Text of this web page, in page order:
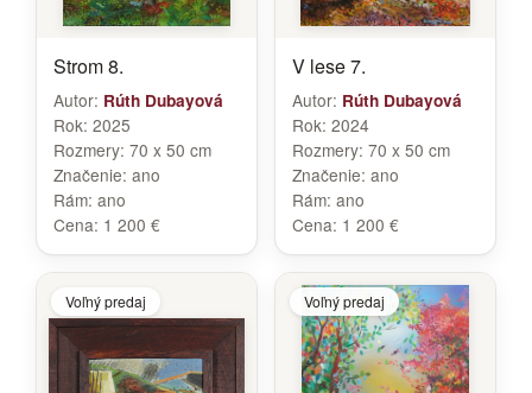
Strom 8.
Autor: Rúth Dubayová
Rok: 2025
Rozmery: 70 x 50 cm
Značenie: ano
Rám: ano
Cena: 1 200 €
V lese 7.
Autor: Rúth Dubayová
Rok: 2024
Rozmery: 70 x 50 cm
Značenie: ano
Rám: ano
Cena: 1 200 €
Voľný predaj Voľný predaj